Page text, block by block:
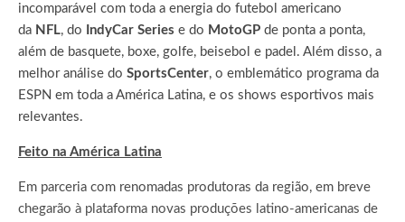
incomparável com toda a energia do futebol americano
da NFL, do IndyCar Series e do MotoGP de ponta a ponta,
além de basquete, boxe, golfe, beisebol e padel. Além disso, a
melhor análise do SportsCenter, o emblemático programa da
ESPN em toda a América Latina, e os shows esportivos mais
relevantes.
Feito na América Latina
Em parceria com renomadas produtoras da região, em breve
chegarão à plataforma novas produções latino-americanas de